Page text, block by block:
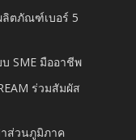
ลิตภัณฑ์เบอร์ 5
SME มืออาชีพ
ร่วมสัมผัส
ส่วนภูมิภาค